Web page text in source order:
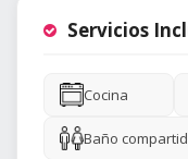
Servicios
Cocina
Baño